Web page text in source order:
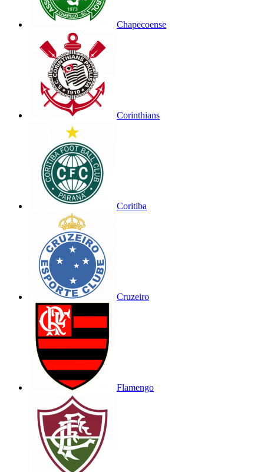
Chapecoense
Corinthians
Coritiba
Cruzeiro
Flamengo